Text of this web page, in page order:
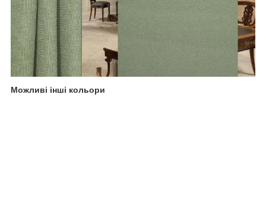
Можливі інші кольори